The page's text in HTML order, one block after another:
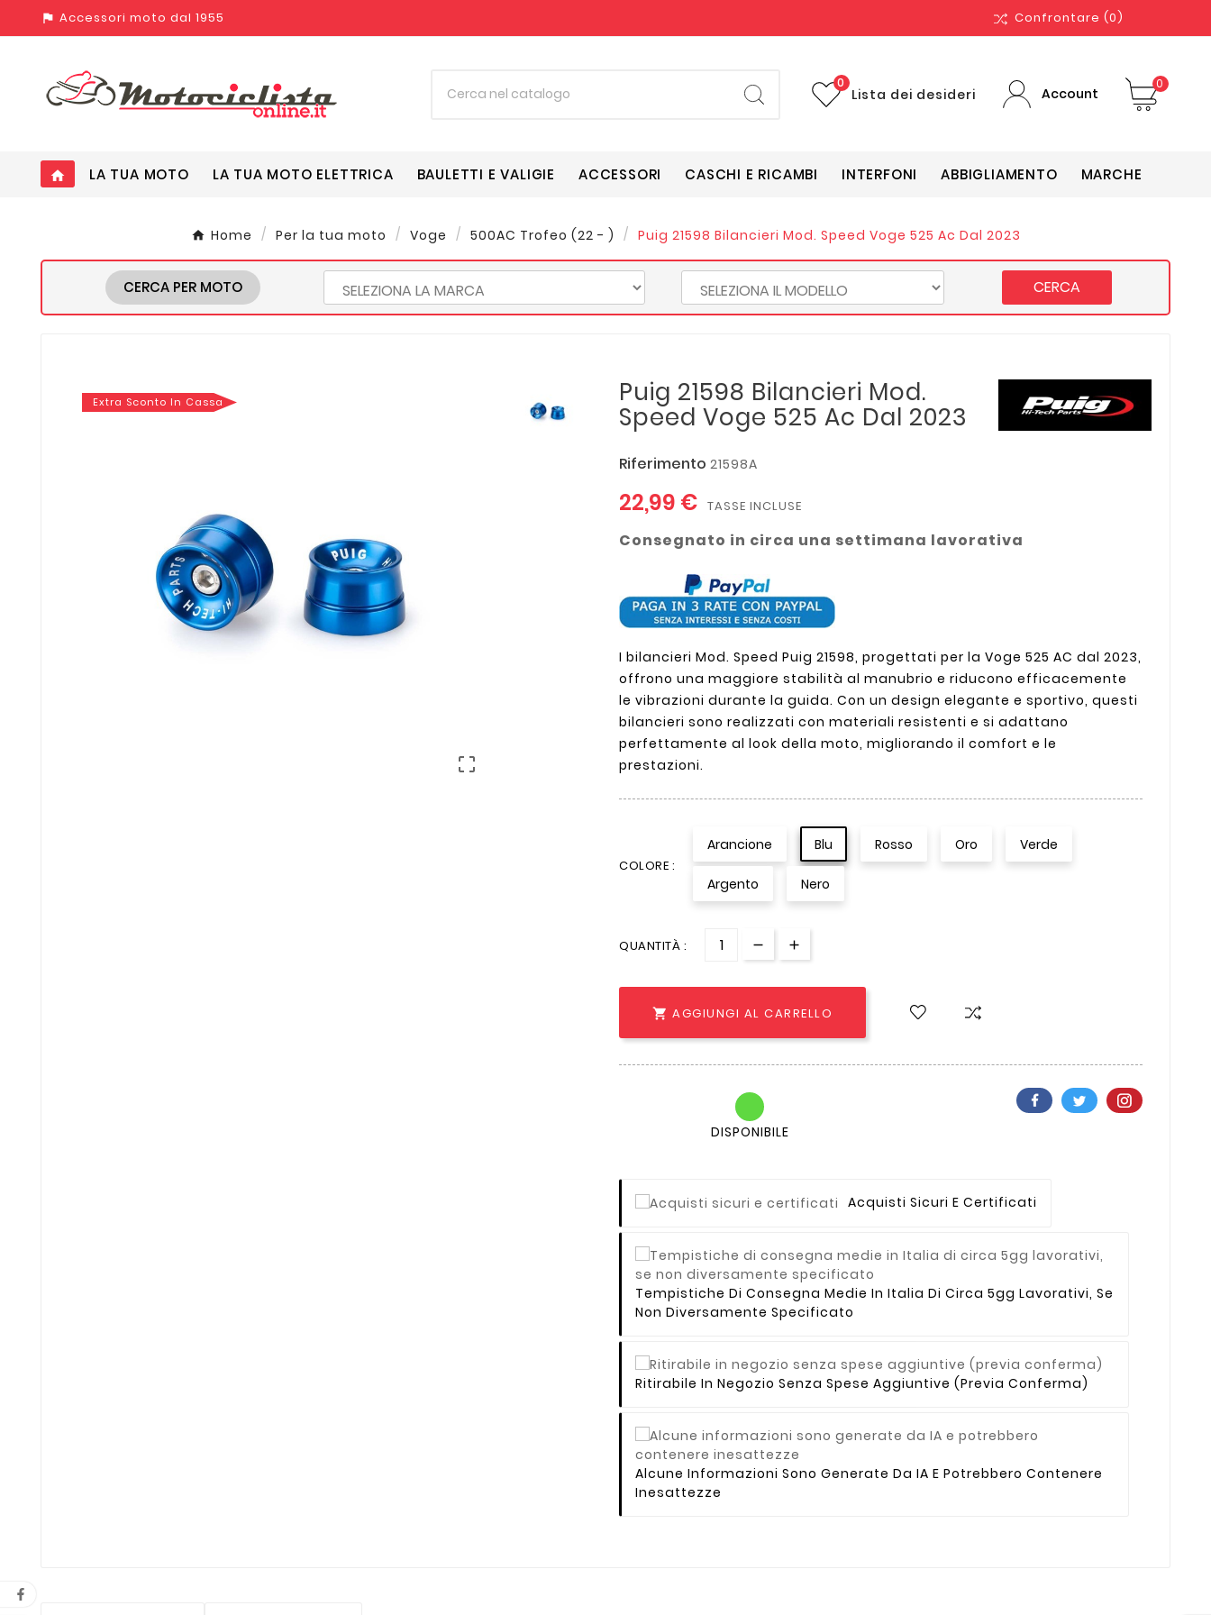
assistant_photo Accessori moto dal 1955 Confrontare (0)
Lista dei desideri
0
Account
0
home LA TUA MOTO LA TUA MOTO ELETTRICA BAULETTI E VALIGIE ACCESSORI CASCHI E RICAMBI INTERFONI ABBIGLIAMENTO MARCHE
Home Per la tua moto Voge 500AC Trofeo (22 - ) Puig 21598 Bilancieri Mod. Speed Voge 525 Ac Dal 2023
CERCA PER MOTO CERCA
Extra Sconto In Cassa

Puig 21598 Bilancieri Mod.
Speed Voge 525 Ac Dal 2023
Riferimento 21598A
22,99 € TASSE INCLUSE
Consegnato in circa una settimana lavorativa
I bilancieri Mod. Speed Puig 21598, progettati per la Voge 525 AC dal 2023,
offrono una maggiore stabilità al manubrio e riducono efficacemente
le vibrazioni durante la guida. Con un design elegante e sportivo, questi
bilancieri sono realizzati con materiali resistenti e si adattano
perfettamente al look della moto, migliorando il comfort e le
prestazioni.
COLORE :
Arancione Blu Rosso Oro Verde
Argento Nero
QUANTITÀ :
 AGGIUNGI AL CARRELLO
DISPONIBILE
Acquisti Sicuri E Certificati
Tempistiche Di Consegna Medie In Italia Di Circa 5gg Lavorativi, Se
Non Diversamente Specificato
Ritirabile In Negozio Senza Spese Aggiuntive (previa Conferma)
Alcune Informazioni Sono Generate Da IA E Potrebbero Contenere
Inesattezze